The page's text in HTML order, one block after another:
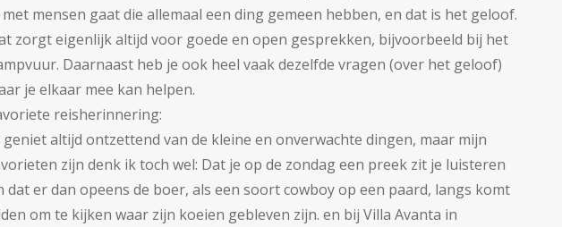
met mensen gaat die allemaal een ding gemeen hebben, en dat is het geloof.
zorgt eigenlijk altijd voor goede en open gesprekken, bijvoorbeeld bij het
Daarnaast heb je ook heel vaak dezelfde vragen (over het geloof)
je elkaar mee kan helpen.
reisherinnering:
geniet altijd ontzettend van de kleine en onverwachte dingen, maar mijn
zijn denk ik toch wel: Dat je op de zondag een preek zit je luisteren
dat er dan opeens de boer, als een soort cowboy op een paard, langs komt
om te kijken waar zijn koeien gebleven zijn. en bij Villa Avanta in